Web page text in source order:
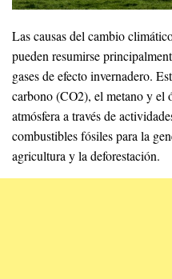
Las causas del cambio
pueden resumirse
gases de efecto invernadero.
carbono (CO2), el metano y el
atmósfera a través de
combustibles fósiles para la
agricultura y la deforestación.